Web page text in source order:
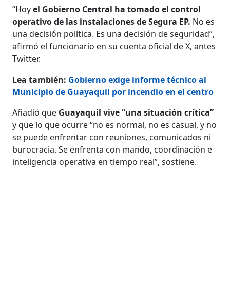
“Hoyel Gobierno Central ha tomado el control
operativo de las instalaciones de Segura EP. No es
una decisión política. Es una decisión de seguridad”,
afirmó el funcionario en su cuenta oficial de X, antes
Twitter.
Lea también: Gobierno exige informe técnico al
Municipio de Guayaquil por incendio en el centro
Añadió que Guayaquil vive “una situación crítica”
y que lo que ocurre “no es normal, no es casual, y no
se puede enfrentar con reuniones, comunicados ni
burocracia. Se enfrenta con mando, coordinación e
inteligencia operativa en tiempo real”, sostiene.